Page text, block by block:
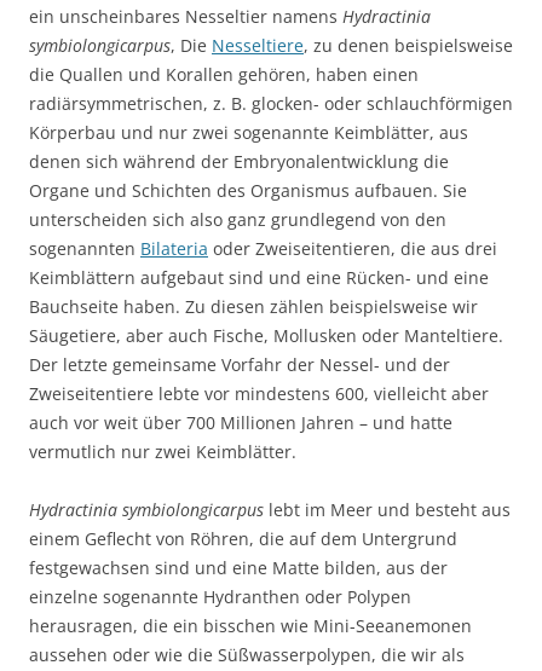
ein unscheinbares Nesseltier namens Hydractinia
symbiolongicarpus, Die Nesseltiere, zu denen beispielsweise
die Quallen und Korallen gehören, haben einen
radiärsymmetrischen, z. B. glocken- oder schlauchförmigen
Körperbau und nur zwei sogenannte Keimblätter, aus
denen sich während der Embryonalentwicklung die
Organe und Schichten des Organismus aufbauen. Sie
unterscheiden sich also ganz grundlegend von den
sogenannten Bilateria oder Zweiseitentieren, die aus drei
Keimblättern aufgebaut sind und eine Rücken- und eine
Bauchseite haben. Zu diesen zählen beispielsweise wir
Säugetiere, aber auch Fische, Mollusken oder Manteltiere.
Der letzte gemeinsame Vorfahr der Nessel- und der
Zweiseitentiere lebte vor mindestens 600, vielleicht aber
auch vor weit über 700 Millionen Jahren – und hatte
vermutlich nur zwei Keimblätter.
Hydractinia symbiolongicarpus lebt im Meer und besteht aus
einem Geflecht von Röhren, die auf dem Untergrund
festgewachsen sind und eine Matte bilden, aus der
einzelne sogenannte Hydranthen oder Polypen
herausragen, die ein bisschen wie Mini-Seeanemonen
aussehen oder wie die Süßwasserpolypen, die wir als